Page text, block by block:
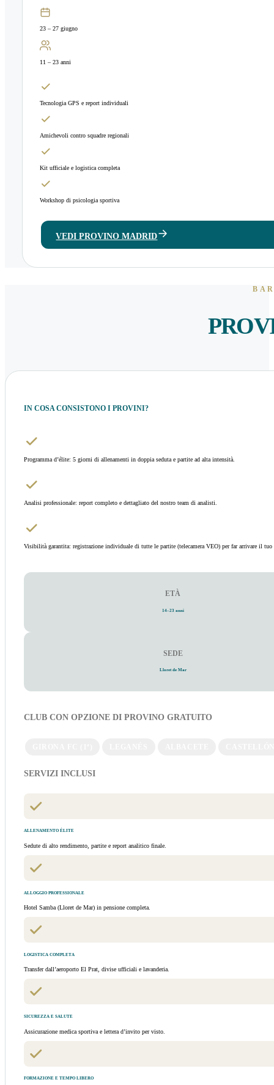
23 – 27 giugno
11 – 23 anni
Tecnologia GPS e report individuali
Amichevoli contro squadre regionali
Kit ufficiale e logistica completa
Workshop di psicologia sportiva
VEDI PROVINO MADRID
IN COSA CONSISTONO I PROVINI?
Programma d’élite: 5 giorni di allenamenti in doppia seduta e partite ad alta intensità.
Analisi professionale: report completo e dettagliato del nostro team di analisti.
Visibilità garantita: registrazione individuale di tutte le partite (telecamera VEO) per far arrivare il
ETÀ
14–23 anni
SEDE
Lloret de Mar
CLUB CON OPZIONE DI PROVINO GRATUITO
SERVIZI INCLUSI
ALLENAMENTO ÉLITE
Sedute di alto rendimento, partite e report analitico finale.
ALLOGGIO PROFESSIONALE
Hotel Samba (Lloret de Mar) in pensione completa.
LOGISTICA COMPLETA
Transfer dall’aeroporto El Prat, divise ufficiali e lavanderia.
SICUREZZA E SALUTE
Assicurazione medica sportiva e lettera d’invito per visto.
FORMAZIONE E TEMPO LIBERO